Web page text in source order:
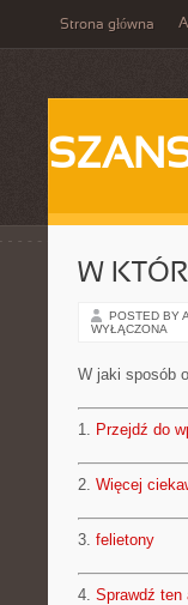
Strona główna
W
POSTED BY
WYŁĄCZONA
W jaki sposób
1. Przejdź do
2. Więcej
3. felietony
4. Sprawdź ten